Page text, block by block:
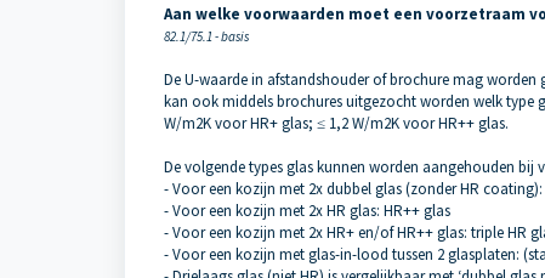
Aan welke voorwaarden moet een voorzetraam
82.1/75.1 - basis
De U-waarde in afstandshouder of brochure mag
kan ook middels brochures uitgezocht worden welk type
W/m2K voor HR+ glas; ≤ 1,2 W/m2K voor HR++ glas.
De volgende types glas kunnen worden aangehouden bij
- Voor een kozijn met 2x dubbel glas (zonder HR coating):
- Voor een kozijn met 2x HR glas: HR++ glas
- Voor een kozijn met 2x HR+ en/of HR++ glas: triple HR
- Voor een kozijn met glas-in-lood tussen 2 glasplaten: